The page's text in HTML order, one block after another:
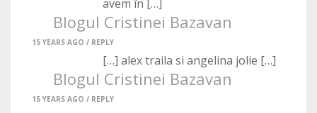
avem în […]
Blogul Cristinei Bazavan
15 YEARS AGO / REPLY
[…] alex traila si angelina jolie […]
Blogul Cristinei Bazavan
15 YEARS AGO / REPLY